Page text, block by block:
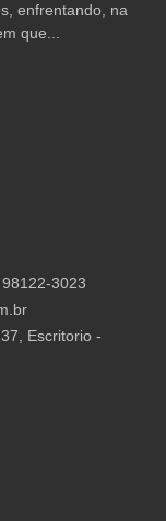
enfrentando, na
que...
3023
Escritorio -